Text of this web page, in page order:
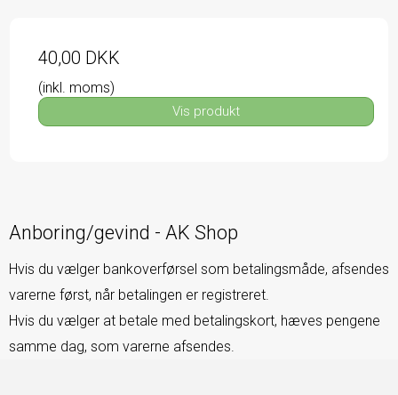
40,00 DKK
(inkl. moms)
Vis produkt
Anboring/gevind - AK Shop
Hvis du vælger bankoverførsel som betalingsmåde, afsendes
varerne først, når betalingen er registreret.
Hvis du vælger at betale med betalingskort, hæves pengene
samme dag, som varerne afsendes.